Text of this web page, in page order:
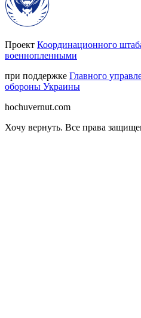
Проект Координационного
военнопленными
при поддержке Главного
обороны Украины
hochuvernut.com
Хочу вернуть. Все права